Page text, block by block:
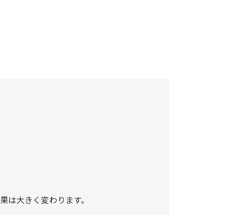
は大きく変わります。